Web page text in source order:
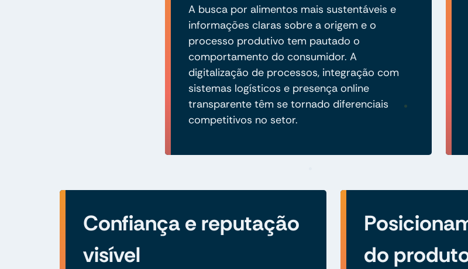
A busca por alimentos mais sustentáveis e
informações claras sobre a origem e o
processo produtivo tem pautado o
comportamento do consumidor. A
digitalização de processos, integração com
sistemas logísticos e presença online
transparente têm se tornado diferenciais
competitivos no setor.
Confiança e reputação
visível
do